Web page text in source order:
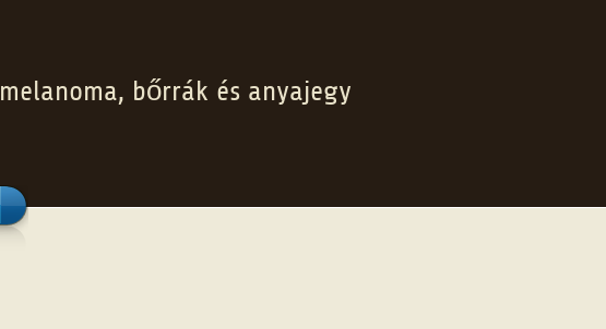
melanoma, bőrrák és anyajegy